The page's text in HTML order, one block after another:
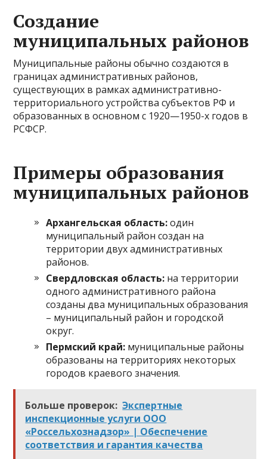
Создание
муниципальных районов
Муниципальные районы обычно создаются в
границах административных районов,
существующих в рамках административно-
территориального устройства субъектов РФ и
образованных в основном с 1920—1950-х годов в
РСФСР.
Примеры образования
муниципальных районов
Архангельская область:один
муниципальный район создан на
территории двух административных
районов.
Свердловская область: на территории
одного административного района
созданы два муниципальных образования
– муниципальный район и городской
округ.
Пермский край: муниципальные районы
образованы на территориях некоторых
городов краевого значения.
Больше проверок: Экспертные
инспекционные услуги ООО
«Россельхознадзор» | Обеспечение
соответствия и гарантия качества